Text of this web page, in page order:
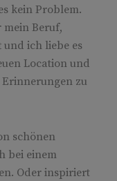
kein Problem.
Beruf,
und ich liebe es
Location und
zu
schönen
bei einem
Oder inspiriert